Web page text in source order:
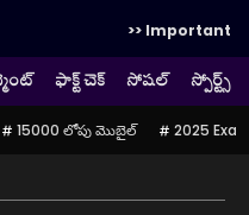
>> Important
ఫాక్ట్ చెక్ సోషల్ స్పోర్ట్స్
15000 లోపు మొబైల్ 2025